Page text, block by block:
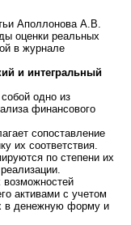
Аполлонова А.В.
оценки реальных
в журнале
и интегральный
одно из
финансового
сопоставление
их соответствия.
по степени их
возможностей
активами с учетом
в денежную форму и